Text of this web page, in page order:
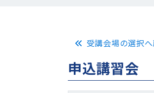
受講会場の選択
申込講習会